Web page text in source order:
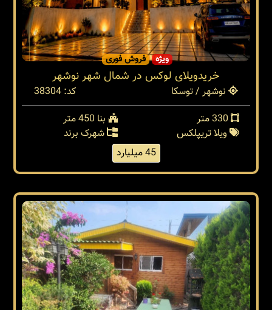
ویژه فروش فوری
خریدویلای لوکس در شمال شهر نوشهر
نوشهر / توسکا
کد: 38304
بنا 450 متر
ویلا تریپلکس
شهرک برند
45 میلیارد